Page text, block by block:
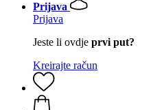
Prijava
Prijava
Jeste li ovdje prvi put?
Kreirajte račun